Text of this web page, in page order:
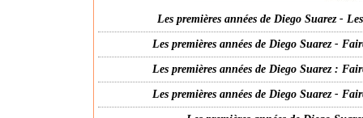
Les premières années de Diego Suarez -
Les premières années de Diego Suarez -
Les premières années de Diego Suarez :
Les premières années de Diego Suarez -